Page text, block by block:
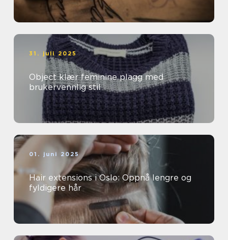
31. juli 2025
Object klær feminine plagg med
brukervennlig stil
01. juni 2025
Hair extensions i Oslo: Oppnå lengre og
fyldigere hår